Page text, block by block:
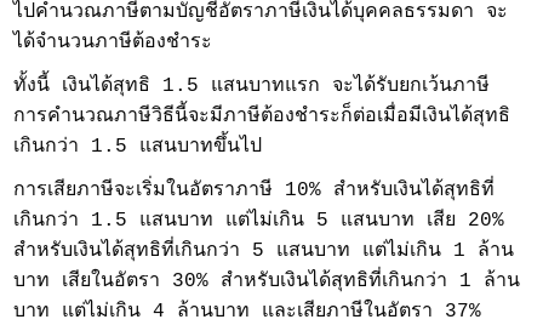
ไปคำนวณภาษีตามบัญชีอัตราภาษีเงินได้บุคคลธรรมดา จะ
ได้จำนวนภาษีต้องชำระ
ทั้งนี้ เงินได้สุทธิ 1.5 แสนบาทแรก จะได้รับยกเว้นภาษี
การคำนวณภาษีวิธีนี้จะมีภาษีต้องชำระก็ต่อเมื่อมีเงินได้สุทธิ
เกินกว่า 1.5 แสนบาทขึ้นไป
การเสียภาษีจะเริ่มในอัตราภาษี 10% สำหรับเงินได้สุทธิที่
เกินกว่า 1.5 แสนบาท แต่ไม่เกิน 5 แสนบาท เสีย 20%
สำหรับเงินได้สุทธิที่เกินกว่า 5 แสนบาท แต่ไม่เกิน 1 ล้าน
บาท เสียในอัตรา 30% สำหรับเงินได้สุทธิที่เกินกว่า 1 ล้าน
บาท แต่ไม่เกิน 4 ล้านบาท และเสียภาษีในอัตรา 37%